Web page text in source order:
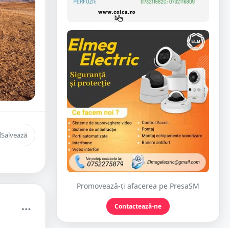
Salvează
Promovează-ți afacerea pe PresaSM
Contactează-ne